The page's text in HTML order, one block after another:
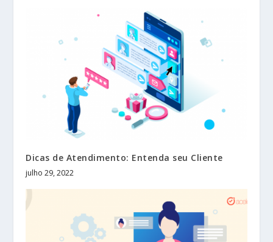
Dicas de Atendimento: Entenda seu Cliente
julho 29, 2022